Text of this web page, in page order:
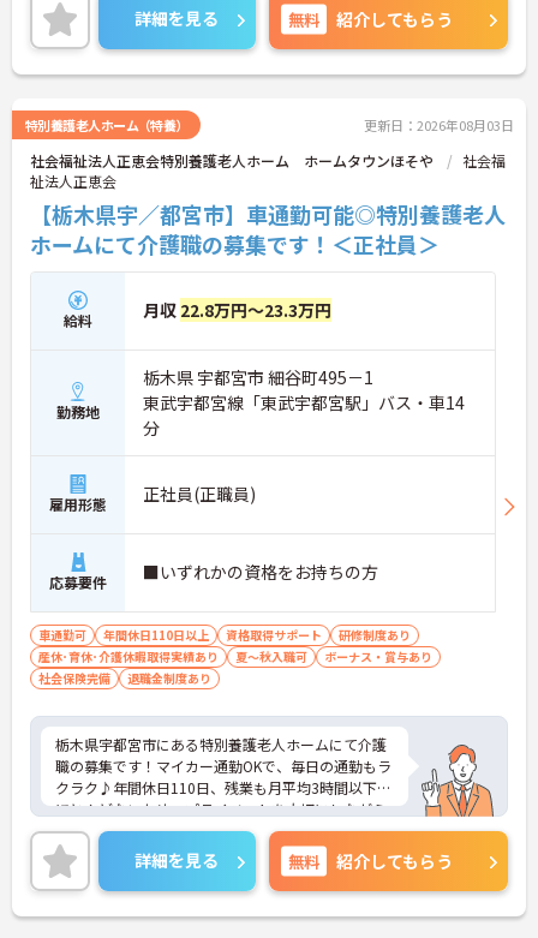
続休暇で支援金が支給される独自の制度や、美容皮
膚科などの割引が受けられる福利厚生も充実してい
ます。ホスピスケアが初めてでも、充実した入社時
研修と資格取得支援制度を活用し、専門性を高めな
す。ご入居者さまの生きる喜びに寄り添いながらチ
ームで協力しながらより良いケアを提供したい方に
ぴったりの環境です。
★おすすめPOINT★
【「看取り・難病ケアのプロ」として成長できる環
境が整っています】
・がん末期・神経難病の方に特化したホスピス型住
宅ならではの専門的なスキルを、日常業務の中で習
得することができます
・入社時は先輩スタッフの同行訪問からスタートす
るため、訪問介護未経験の方も安心して業務に慣れ
ることができます
・訪問診療医と24時間連携し、チームで看取りに取
り組む体制が整っているため、「看取りのプロ」と
して他施設では得られない経験を積むことができま
【頑張りがしっかり給与・評価に反映される職場で
す】
・処遇改善手当78,000円、賞与は年2回＋処遇改善
一時金も別途支給されています。
・入社半年でリーダーを任されたスタッフの実績が
あるなど、年次にかかわらず頑張りが評価され、キ
ャリアアップを実現できる職場環境です
【働きやすい休日・残業面と、長く安心して働ける
福利厚生が魅力です】
・月9日公休に加え、夏季・冬季休暇各3日が確保さ
をつけて働くことができます。
・全社平均残業月5時間程度と、業界平均を大きく
下回る少ない残業時間を実現しています
・退職金制度（勤続3年以上）・保育手当・育児短
時間勤務・マインドフルネスプログラムなど、長期
的に安心して働き続けるための制度が充実していま
す
詳細を見る 無料 紹介してもらう
特別養護老人ホーム（特養） 更新日：2026年08月03日
社会福祉法人正恵会特別養護老人ホーム ホームタウンほそや
社会福
祉法人正恵会
【栃木県宇／都宮市】車通勤可能◎特別養護老人
ホームにて介護職の募集です！＜正社員＞
給料 月収 22.8万円～23.3万円
勤務地
栃木県 宇都宮市 細谷町495－1
東武宇都宮線「東武宇都宮駅」バス・車14
分
雇用形態 正社員(正職員)
応募要件 ■いずれかの資格をお持ちの方
車通勤可 年間休日110日以上 資格取得サポート
研修制度あり
産休･育休･介護休暇取得実績あり
夏～秋入職可
ボーナス・賞与あり
社会保険完備
退職金制度あり
栃木県宇都宮市にある特別養護老人ホームにて介護
職の募集です！マイカー通勤OKで、毎日の通勤もラ
クラク♪年間休日110日、残業も月平均3時間以下と
ほとんどないため、プライベートを大切にしながら
メリハリをつけて働ける環境です◎ご興味のある方
には、面接対策ポイントなど、さらに詳細をご案内
しますのでお気軽にご相談ください！
詳細を見る 無料 紹介してもらう